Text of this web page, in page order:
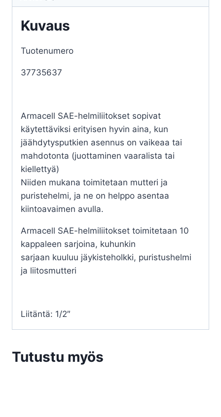
Kuvaus
Tuotenumero
37735637
Armacell SAE-helmiliitokset sopivat
käytettäviksi erityisen hyvin aina, kun
jäähdytysputkien asennus on vaikeaa tai
mahdotonta (juottaminen vaaralista tai
kiellettyä)
Niiden mukana toimitetaan mutteri ja
puristehelmi, ja ne on helppo asentaa
kiintoavaimen avulla.
Armacell SAE-helmiliitokset toimitetaan 10
kappaleen sarjoina, kuhunkin
sarjaan kuuluu jäykisteholkki, puristushelmi
ja liitosmutteri
Liitäntä: 1/2″
Tutustu myös